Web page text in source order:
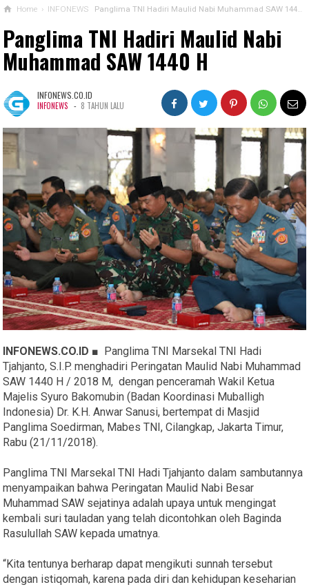
Home › INFONEWS Panglima TNI Hadiri Maulid Nabi Muhammad SAW 1440 H
Panglima TNI Hadiri Maulid Nabi
Muhammad SAW 1440 H
INFONEWS.CO.ID
INFONEWS - 8 TAHUN LALU
INFONEWS.CO.ID ■ Panglima TNI Marsekal TNI Hadi
Tjahjanto, S.I.P. menghadiri Peringatan Maulid Nabi Muhammad
SAW 1440 H / 2018 M, dengan penceramah Wakil Ketua
Majelis Syuro Bakomubin (Badan Koordinasi Muballigh
Indonesia) Dr. K.H. Anwar Sanusi, bertempat di Masjid
Panglima Soedirman, Mabes TNI, Cilangkap, Jakarta Timur,
Rabu (21/11/2018).
Panglima TNI Marsekal TNI Hadi Tjahjanto dalam sambutannya
menyampaikan bahwa Peringatan Maulid Nabi Besar
Muhammad SAW sejatinya adalah upaya untuk mengingat
kembali suri tauladan yang telah dicontohkan oleh Baginda
Rasulullah SAW kepada umatnya.
“Kita tentunya berharap dapat mengikuti sunnah tersebut
dengan istiqomah, karena pada diri dan kehidupan keseharian